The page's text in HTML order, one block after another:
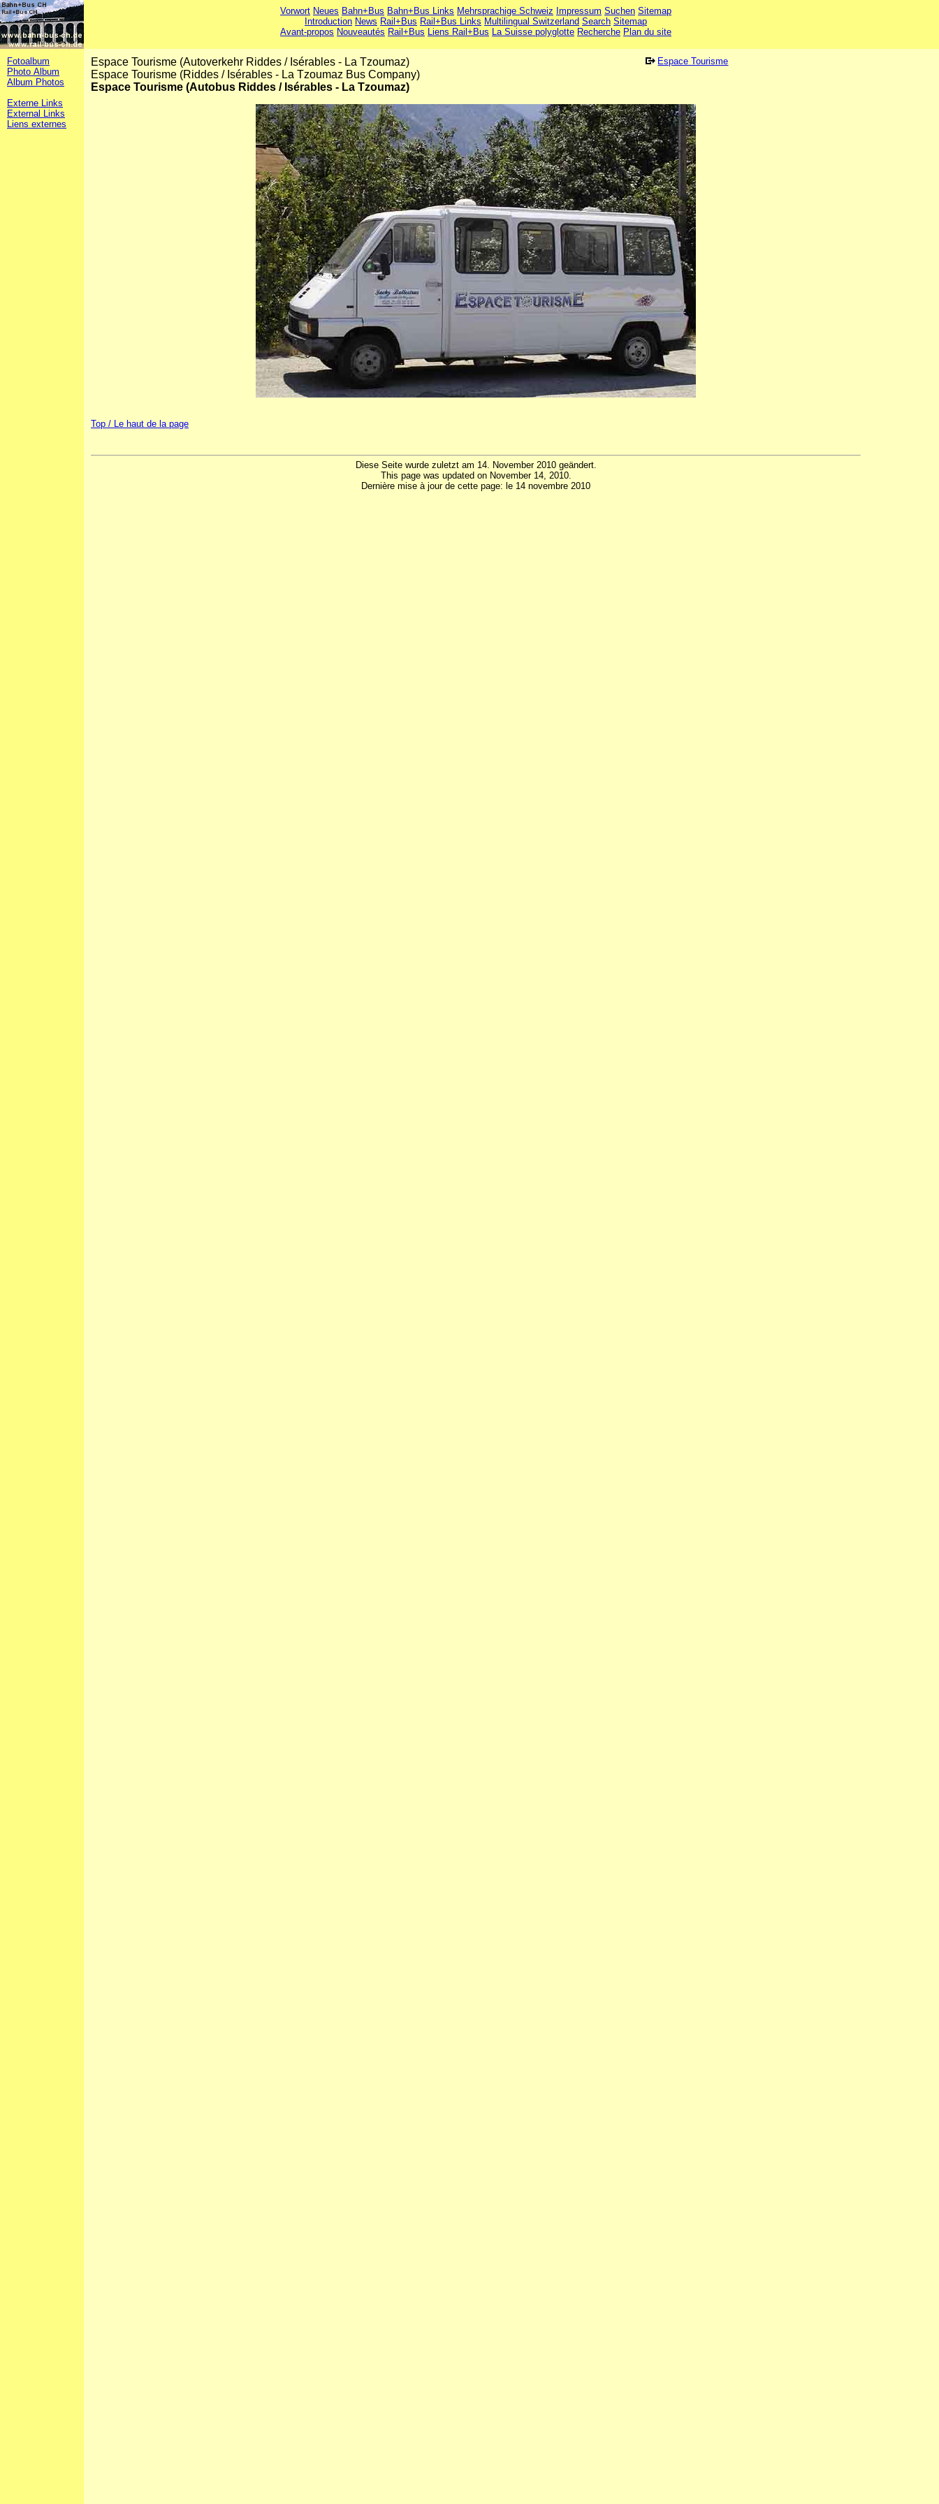
Vorwort Neues Bahn+Bus Bahn+Bus Links Mehrsprachige Schweiz Impressum Suchen Sitemap
Introduction News Rail+Bus Rail+Bus Links Multilingual Switzerland Search Sitemap
Avant-propos Nouveautés Rail+Bus Liens Rail+Bus La Suisse polyglotte Recherche Plan du site
Fotoalbum
Photo Album
Album Photos
Externe Links
External Links
Liens externes
Espace Tourisme (Autoverkehr Riddes / Isérables - La Tzoumaz)
Espace Tourisme (Riddes / Isérables - La Tzoumaz Bus Company)
Espace Tourisme (Autobus Riddes / Isérables - La Tzoumaz)
Espace Tourisme
Top / Le haut de la page
Diese Seite wurde zuletzt am 14. November 2010 geändert.
This page was updated on November 14, 2010.
Dernière mise à jour de cette page: le 14 novembre 2010